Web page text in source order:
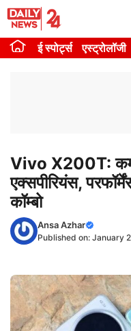
Skip
contentई स्पोर्ट्स एस्ट्रोलॉजी
Vivo X200T: कम
एक्सपीरियंस,
कॉम्बो
Ansa Azhar
Published on: January